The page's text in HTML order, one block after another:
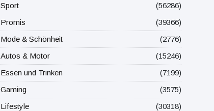
Sport
(56286)
Promis
(39366)
Mode & Schönheit
(2776)
Autos & Motor
(15246)
Essen und Trinken
(7199)
Gaming
(3575)
Lifestyle
(30318)